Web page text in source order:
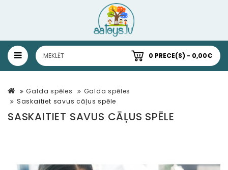
0 PRECE(S) - 0,00€
Galda spēles
Galda spēles
Saskaitiet savus cāļus spēle
SASKAITIET SAVUS CĀĻUS SPĒLE